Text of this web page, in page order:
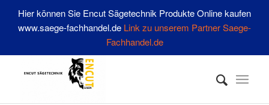
Hier können Sie Encut Sägetechnik Produkte Online kaufen
www.saege-fachhandel.de Link zu unserem Partner Saege-
Fachhandel.de